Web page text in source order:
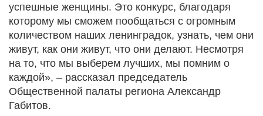
успешные женщины. Это конкурс, благодаря
которому мы сможем пообщаться с огромным
количеством наших ленинградок, узнать, чем они
живут, как они живут, что они делают. Несмотря
на то, что мы выберем лучших, мы помним о
каждой», – рассказал председатель
Общественной палаты региона Александр
Габитов.